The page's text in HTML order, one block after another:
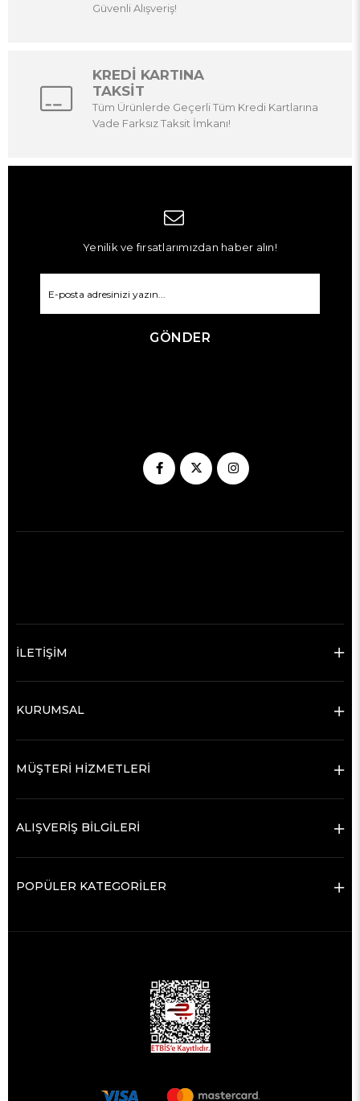
Güvenli Alışveriş!
KREDİ KARTINA
TAKSİT
Tüm Ürünlerde Geçerli Tüm Kredi Kartlarına
Vade Farksız Taksit İmkanı!
Yenilik ve fırsatlarımızdan haber alın!
GÖNDER
İLETİŞİM
KURUMSAL
MÜŞTERİ HİZMETLERİ
ALIŞVERİŞ BİLGİLERİ
POPÜLER KATEGORİLER